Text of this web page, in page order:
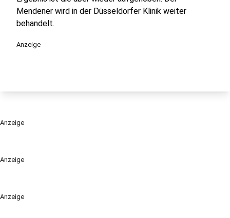
Anzeige
Anzeige
Mendener wird in der Düsseldorfer Klinik weiter
behandelt.
Anzeige
Anzeige